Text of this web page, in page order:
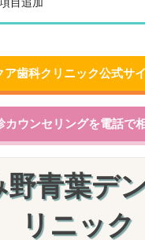
ア歯科クリニック公式サ
カウンセリングを電話で
野青葉デ
リニック